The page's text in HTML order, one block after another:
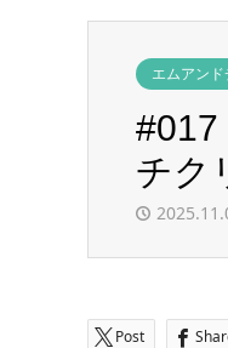
エムアン
#017
チク
Post